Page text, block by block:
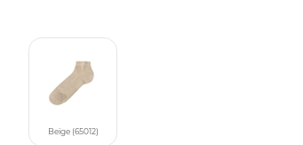
Beige (65012)